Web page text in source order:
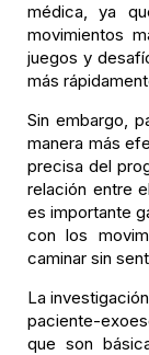
médica, ya
movimientos
juegos y
más
Sin embargo,
manera más
precisa del
relación entre
es importante
con los
caminar sin
La
paciente-
que son